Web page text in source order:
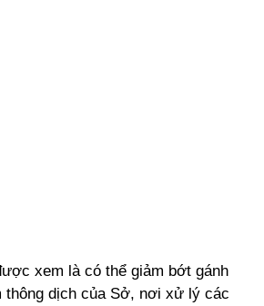
xem là có thể giảm bớt gánh
thông dịch của Sở, nơi xử lý các